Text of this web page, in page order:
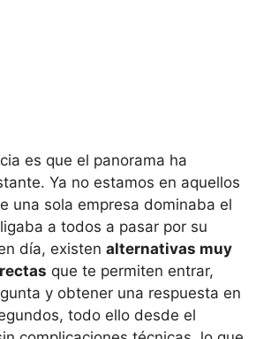
es que el panorama ha
Ya no estamos en aquellos
una sola empresa dominaba el
a todos a pasar por su
día, existen alternativas muy
que te permiten entrar,
y obtener una respuesta en
todo ello desde el